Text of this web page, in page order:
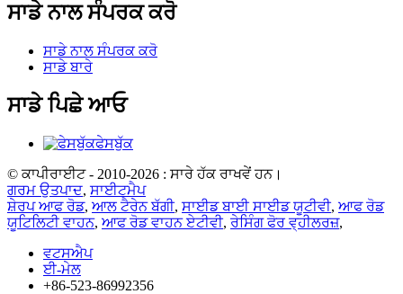
ਸਾਡੇ ਨਾਲ ਸੰਪਰਕ ਕਰੋ
ਸਾਡੇ ਨਾਲ ਸੰਪਰਕ ਕਰੋ
ਸਾਡੇ ਬਾਰੇ
ਸਾਡੇ ਪਿਛੇ ਆਓ
ਫੇਸਬੁੱਕ
© ਕਾਪੀਰਾਈਟ - 2010-2026 : ਸਾਰੇ ਹੱਕ ਰਾਖਵੇਂ ਹਨ।
ਗਰਮ ਉਤਪਾਦ, ਸਾਈਟਮੈਪ
ਸ਼ੇਰਪ ਆਫ ਰੋਡ, ਆਲ ਟੈਰੇਨ ਬੱਗੀ, ਸਾਈਡ ਬਾਈ ਸਾਈਡ ਯੂਟੀਵੀ, ਆਫ ਰੋਡ
ਯੂਟਿਲਿਟੀ ਵਾਹਨ, ਆਫ ਰੋਡ ਵਾਹਨ ਏਟੀਵੀ, ਰੇਸਿੰਗ ਫੋਰ ਵ੍ਹੀਲਰਜ਼,
ਵਟਸਐਪ
ਈ-ਮੇਲ
+86-523-86992356